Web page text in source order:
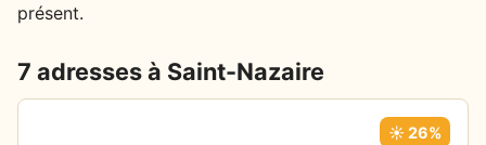
présent.
7 adresses à Saint-Nazaire
☀️ 26%